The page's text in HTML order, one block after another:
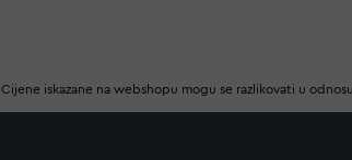
Cijene iskazane na webshopu mogu se razlikovati u